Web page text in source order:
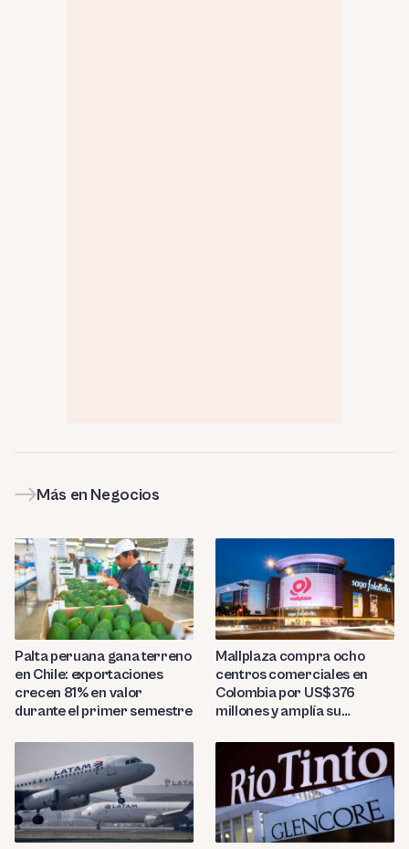
Más en Negocios
Palta peruana gana terreno
en Chile: exportaciones
crecen 81% en valor
durante el primer semestre
Mallplaza compra ocho
centros comerciales en
Colombia por US$376
millones y amplía su